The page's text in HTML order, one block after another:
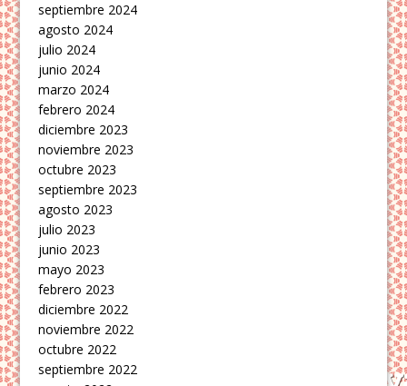
septiembre 2024
agosto 2024
julio 2024
junio 2024
marzo 2024
febrero 2024
diciembre 2023
noviembre 2023
octubre 2023
septiembre 2023
agosto 2023
julio 2023
junio 2023
mayo 2023
febrero 2023
diciembre 2022
noviembre 2022
octubre 2022
septiembre 2022